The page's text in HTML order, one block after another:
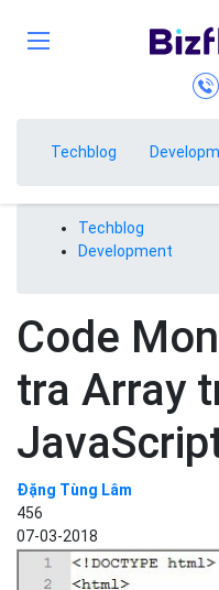
Techblog
Techblog
Development
Code
tra Array
Đặng Tùng Lâm
456
07-03-2018